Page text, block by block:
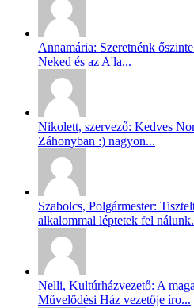
Annamária: Szeretnénk
Neked és az A'la...
Nikolett, szervező: Kedves
Záhonyban :) nagyon...
Szabolcs, Polgármester:
alkalommal léptetek fel
Nelli, Kultúrházvezető: A
Művelődési Ház vezetője íro...